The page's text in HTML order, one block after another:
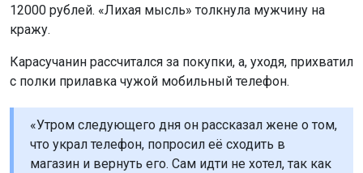
12000 рублей. «Лихая мысль» толкнула мужчину на
кражу.
Карасучанин рассчитался за покупки, а, уходя, прихватил
с полки прилавка чужой мобильный телефон.
«Утром следующего дня он рассказал жене о том,
что украл телефон, попросил её сходить в
магазин и вернуть его. Сам идти не хотел, так как